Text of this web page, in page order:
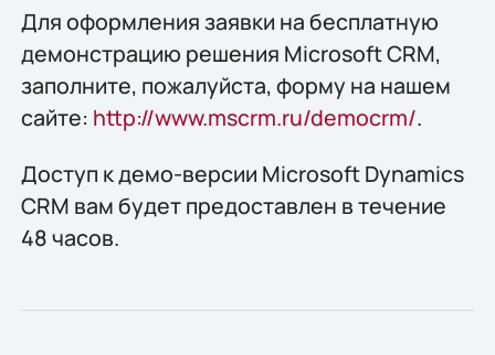
Для оформления заявки на бесплатную
демонстрацию решения Microsoft CRM,
заполните, пожалуйста, форму на нашем
сайте: http://www.mscrm.ru/democrm/.
Доступ к демо-версии Microsoft Dynamics
CRM вам будет предоставлен в течение
48 часов.